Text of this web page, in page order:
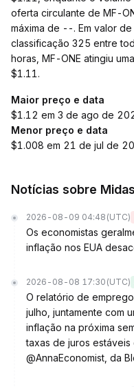
oferta circulante de MF-
máxima de --. Em valor
classificação 325 entre
horas, MF-ONE atingiu
$1.11.
Maior preço e data
$1.12 em 3 de ago de
Menor preço e data
$1.008 em 21 de jul de
Notícias sobre
2026-08-09 04:48 (UTC)
Os economistas
inflação nos EUA
2026-08-08 17:30 (UTC)
O relatório de
julho, juntamente com
inflação na próxima
taxas de juros estáveis
@AnnaEconomist, da